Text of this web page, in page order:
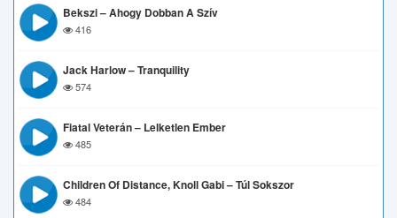
Bekszi – Ahogy Dobban A Szív
416
Jack Harlow – Tranquility
574
Fiatal Veterán – Lelketlen Ember
485
Children Of Distance, Knoll Gabi – Túl Sokszor
484